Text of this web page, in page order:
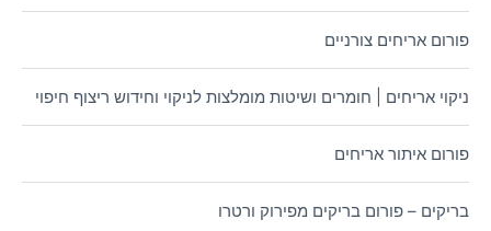
פורום אריחים צורניים
ניקוי אריחים | חומרים ושיטות מומלצות לניקוי וחידוש ריצוף חיפוי
פורום איתור אריחים
בריקים – פורום בריקים מפירוק ורטרו